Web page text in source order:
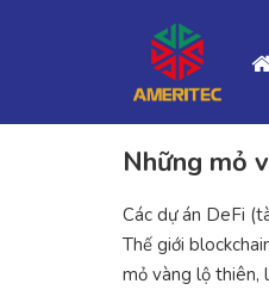
Những mỏ
Các dự án DeFi
Thế giới
mỏ vàng lộ thiên,